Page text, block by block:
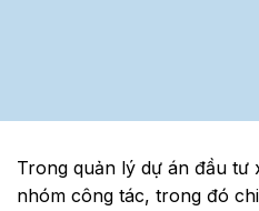
Trong quản lý dự án đầu tư
nhóm công tác, trong đó